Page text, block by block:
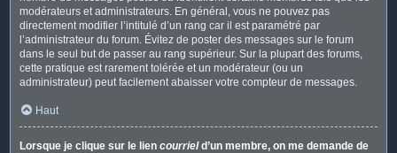
modérateurs et administrateurs. En général, vous ne pouvez pas
directement modifier l’intitulé d’un rang car il est paramétré par
l’administrateur du forum. Évitez de poster des messages sur le forum
dans le seul but de passer au rang supérieur. Sur la plupart des forums,
cette pratique est rarement tolérée et un modérateur (ou un
administrateur) peut facilement abaisser votre compteur de messages.
Haut
Lorsque je clique sur le lien courrield’un membre, on me demande de